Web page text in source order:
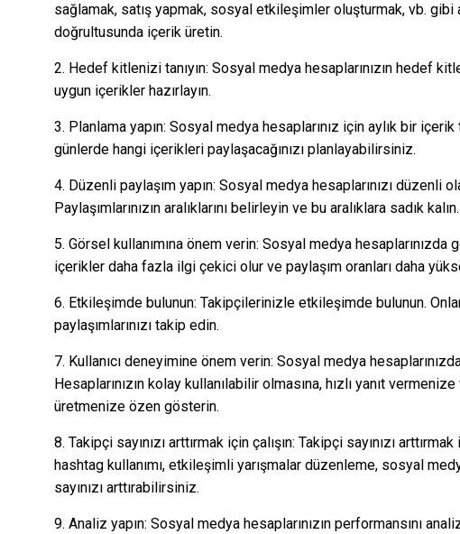
sağlamak, satış yapmak, sosyal etkileşimler oluşturmak, vb. gibi
doğrultusunda içerik üretin.
2. Hedef kitlenizi tanıyın: Sosyal medya hesaplarınızın hedef
uygun içerikler hazırlayın.
3. Planlama yapın: Sosyal medya hesaplarınız için aylık bir
günlerde hangi içerikleri paylaşacağınızı planlayabilirsiniz.
4. Düzenli paylaşım yapın: Sosyal medya hesaplarınızı düzenli
Paylaşımlarınızın aralıklarını belirleyin ve bu aralıklara sadık kalın.
5. Görsel kullanımına önem verin: Sosyal medya hesaplarınızda
içerikler daha fazla ilgi çekici olur ve paylaşım oranları daha
6. Etkileşimde bulunun: Takipçilerinizle etkileşimde bulunun.
paylaşımlarınızı takip edin.
7. Kullanıcı deneyimine önem verin: Sosyal medya
Hesaplarınızın kolay kullanılabilir olmasına, hızlı yanıt
üretmenize özen gösterin.
8. Takipçi sayınızı arttırmak için çalışın: Takipçi sayınızı
hashtag kullanımı, etkileşimli yarışmalar düzenleme, sosyal
sayınızı arttırabilirsiniz.
9. Analiz yapın: Sosyal medya hesaplarınızın performansını